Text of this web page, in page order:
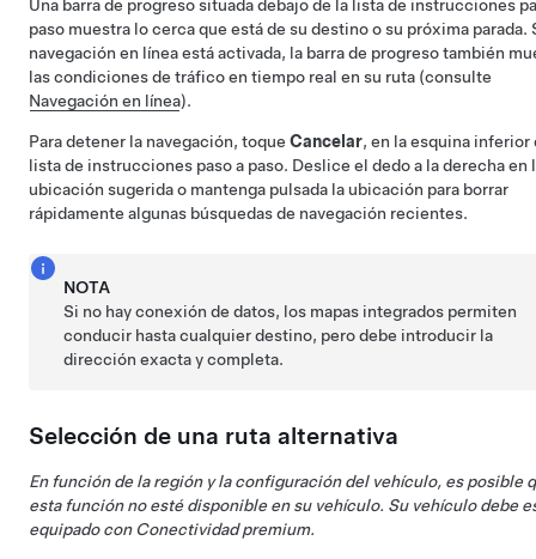
Una barra de progreso situada debajo de la lista de instrucciones
paso muestra lo cerca que está de su destino o su próxima parada.
navegación en línea está activada, la barra de progreso también
las condiciones de tráfico en tiempo real en su ruta (consulte
Navegación en línea).
Para detener la navegación, toque Cancelar, en la esquina inferior
lista de instrucciones paso a paso. Deslice el dedo a la derecha en
ubicación sugerida o mantenga pulsada la ubicación para borrar
rápidamente algunas búsquedas de navegación recientes.
NOTA
Si no hay conexión de datos, los mapas integrados permiten
conducir hasta cualquier destino, pero debe introducir la
dirección exacta y completa.
Selección de una ruta alternativa
En función de la región y la configuración del vehículo, es posible
esta función no esté disponible en su vehículo. Su vehículo debe
equipado con Conectividad premium.